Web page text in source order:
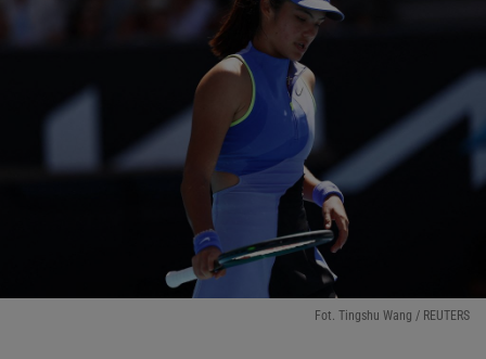
Fot. Tingshu Wang / REUTERS